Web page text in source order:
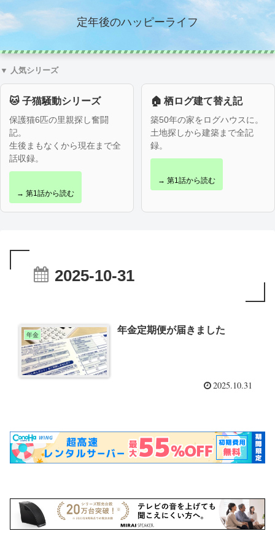
定年後のハッピーライフ
▼ 人気シリーズ
🐱 子猫騒動シリーズ
保護猫6匹の里親探し奮闘
記。
生後まもなくから現在まで全
話収録。
→ 第1話から読む
🏠 栖ログ建て替え記
築50年の家をログハウスに。
土地探しから建築まで全記
録。
→ 第1話から読む
2025-10-31
年金 年金定期便が届きました
2025.10.31